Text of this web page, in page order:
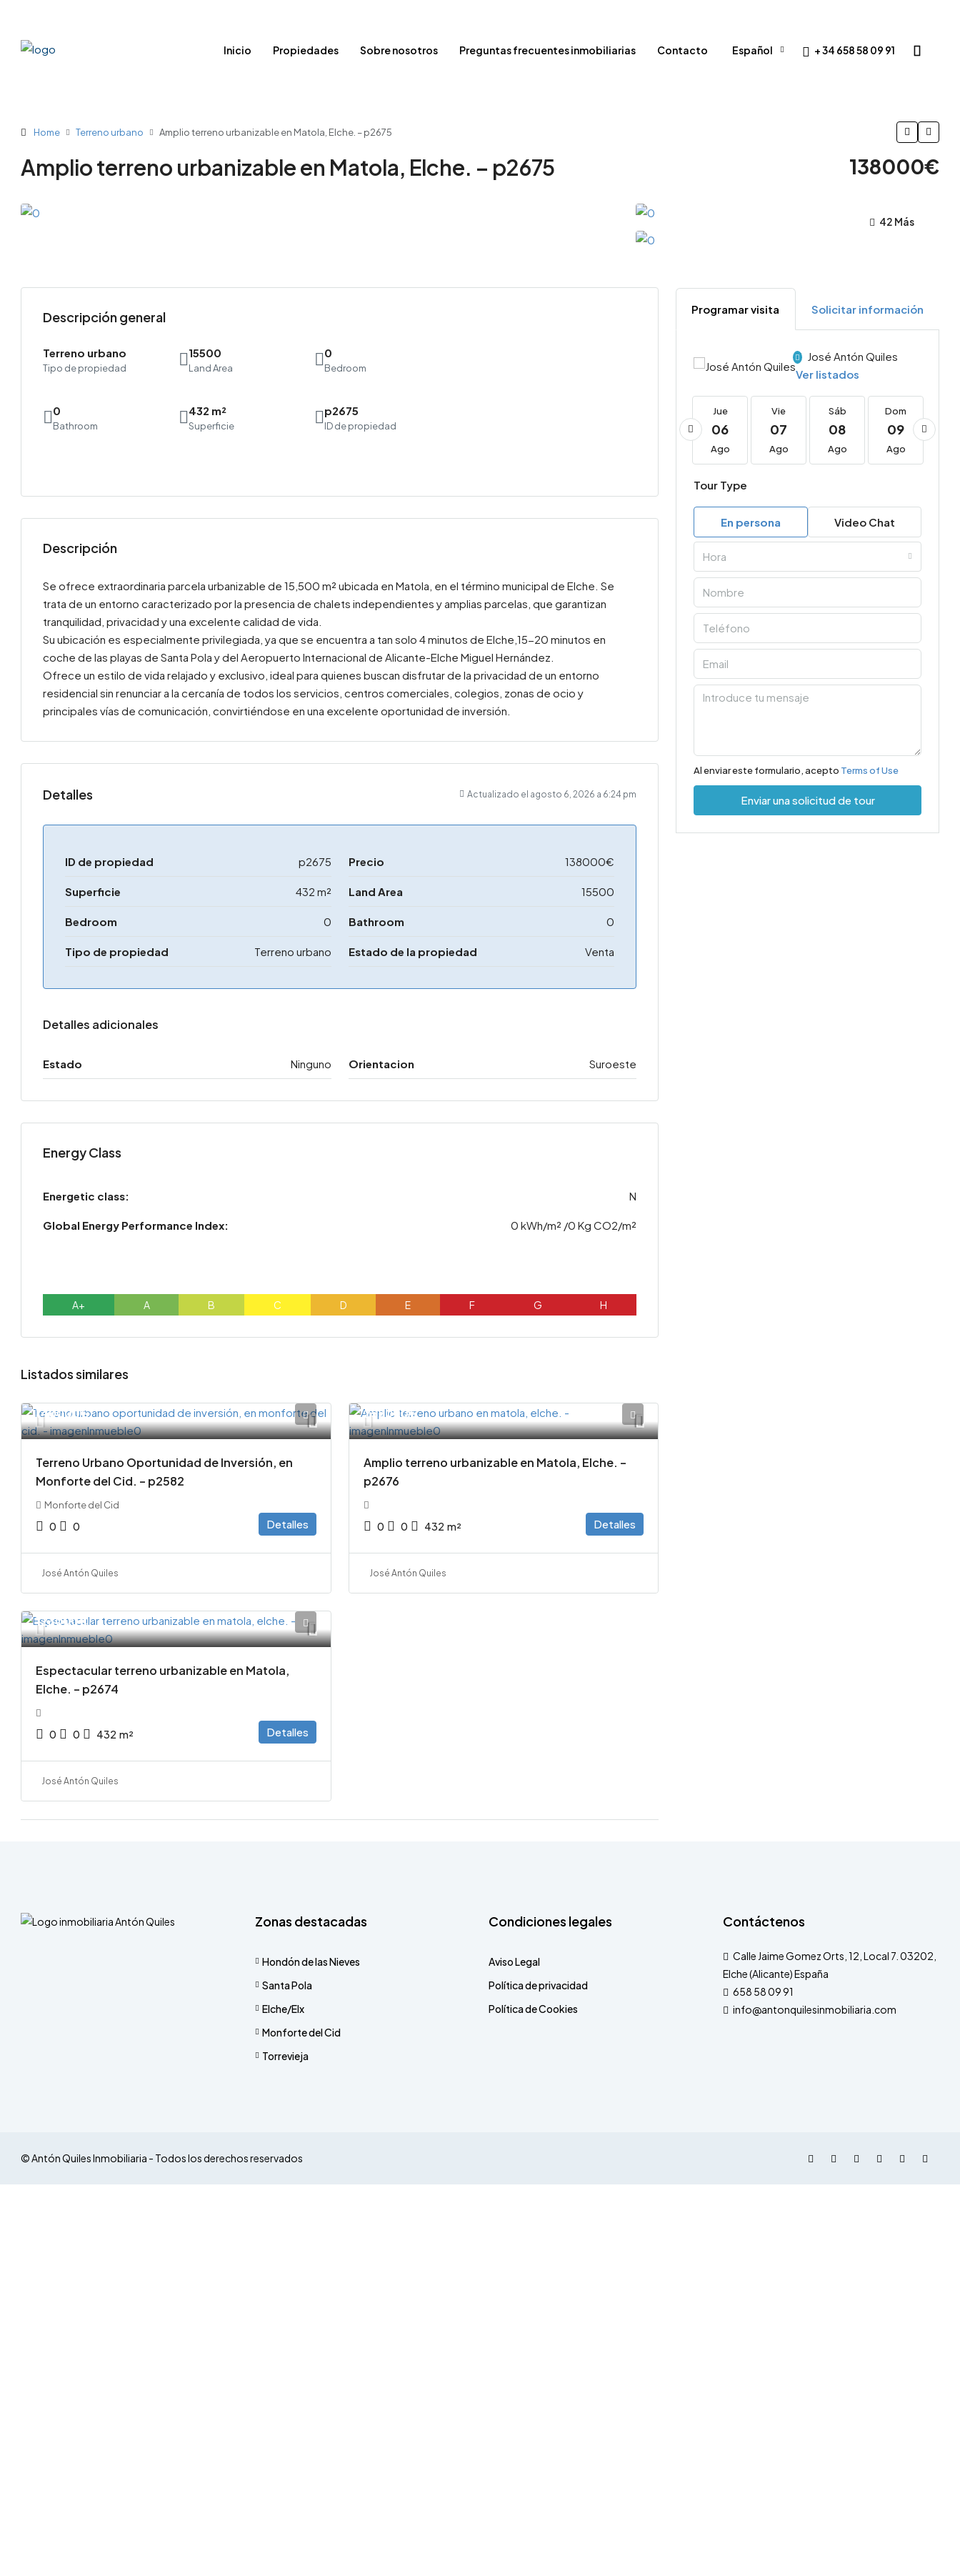
Inicio Propiedades Sobre nosotros Preguntas frecuentes inmobiliarias Contacto Español + 34 658 58 09 91
Home Terreno urbano Amplio terreno urbanizable en Matola, Elche. – p2675
Amplio terreno urbanizable en Matola, Elche. – p2675 138000€
42 Más
Descripción general
Terreno urbano
Tipo de propiedad
15500
Land Area
0
Bedroom
0
Bathroom
432 m²
Superficie
p2675
ID de propiedad
Descripción
Se ofrece extraordinaria parcela urbanizable de 15,500 m² ubicada en Matola, en el término municipal de Elche. Se
trata de un entorno caracterizado por la presencia de chalets independientes y amplias parcelas, que garantizan
tranquilidad, privacidad y una excelente calidad de vida.
Su ubicación es especialmente privilegiada, ya que se encuentra a tan solo 4 minutos de Elche,15-20 minutos en
coche de las playas de Santa Pola y del Aeropuerto Internacional de Alicante-Elche Miguel Hernández.
Ofrece un estilo de vida relajado y exclusivo, ideal para quienes buscan disfrutar de la privacidad de un entorno
residencial sin renunciar a la cercanía de todos los servicios, centros comerciales, colegios, zonas de ocio y
principales vías de comunicación, convirtiéndose en una excelente oportunidad de inversión.
Detalles Actualizado el agosto 6, 2026 a 6:24 pm
ID de propiedad p2675 Precio 138000€
Superficie 432 m² Land Area 15500
Bedroom 0 Bathroom 0
Tipo de propiedad Terreno urbano Estado de la propiedad Venta
Detalles adicionales
Estado Ninguno Orientacion Suroeste
Energy Class
Energetic class: N
Global Energy Performance Index: 0 kWh/m² /0 Kg CO2/m²
A+ A B C D E F G H
Listados similares
140000€
Terreno Urbano Oportunidad de Inversión, en
Monforte del Cid. – p2582
Monforte del Cid
0 0 Detalles
José Antón Quiles
255000€
Amplio terreno urbanizable en Matola, Elche. –
p2676
0 0 432 m² Detalles
José Antón Quiles
123000€
Espectacular terreno urbanizable en Matola,
Elche. – p2674
0 0 432 m² Detalles
José Antón Quiles
Programar visita Solicitar información
José Antón Quiles
Ver listados
Jue
06
Ago
Vie
07
Ago
Sáb
08
Ago
Dom
09
Ago
Tour Type
En persona Video Chat
Hora
Al enviar este formulario, acepto Terms of Use
Enviar una solicitud de tour
Zonas destacadas
Hondón de las Nieves
Santa Pola
Elche/Elx
Monforte del Cid
Torrevieja
Condiciones legales
Aviso Legal
Política de privacidad
Política de Cookies
Contáctenos
Calle Jaime Gomez Orts, 12, Local 7. 03202,
Elche (Alicante) España
658 58 09 91
info@antonquilesinmobiliaria.com
© Antón Quiles Inmobiliaria - Todos los derechos reservados